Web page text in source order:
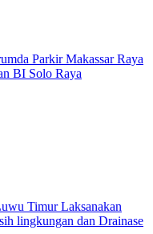
Parkir Makassar Raya
BI Solo Raya
Timur Laksanakan
lingkungan dan Drainase